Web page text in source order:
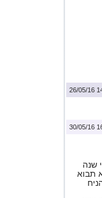
שנה
תבוא